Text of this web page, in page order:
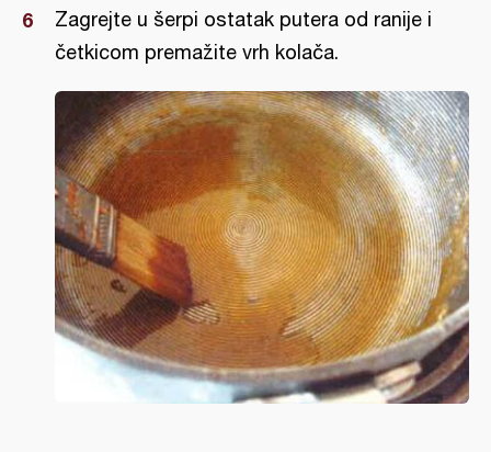
Zagrejte u šerpi ostatak putera od ranije i
četkicom premažite vrh kolača.